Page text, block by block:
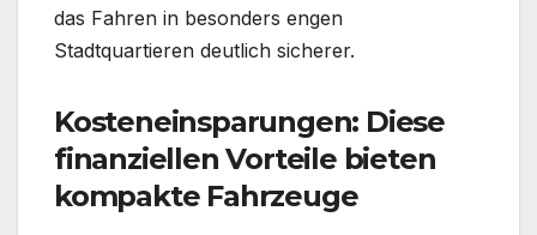
das Fahren in besonders engen
Stadtquartieren deutlich sicherer.
Kosteneinsparungen: Diese
finanziellen Vorteile bieten
kompakte Fahrzeuge